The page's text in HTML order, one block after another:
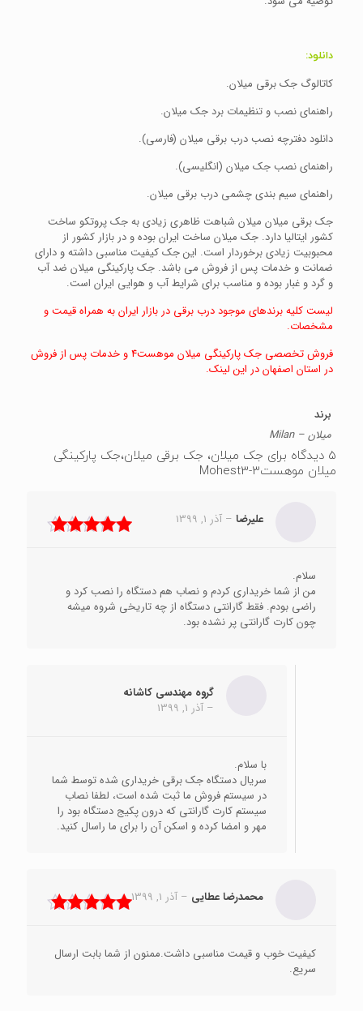
دانلود:
کاتالوگ جک برقی میلان.
راهنمای نصب و تنظیمات برد جک میلان.
دانلود دفترچه نصب درب برقی میلان (فارسی).
راهنمای نصب جک میلان (انگلیسی).
راهنمای سیم بندی چشمی درب برقی میلان.
جک برقی میلان میلان شباهت ظاهری زیادی به جک پروتکو ساخت
کشور ایتالیا دارد. جک میلان ساخت ایران بوده و در بازار کشور از
محبوبیت زیادی برخوردار است. این جک کیفیت مناسبی داشته و دارای
ضمانت و خدمات پس از فروش می باشد. جک پارکینگی میلان ضد آب
و گرد و غبار بوده و مناسب برای شرایط آب و هوایی ایران است.
لیست کلیه برندهای موجود درب برقی در بازار ایران به همراه قیمت و
مشخصات.
فروش تخصصی جک پارکینگی میلان موهست4 و خدمات پس از فروش
در استان اصفهان در این لینک.
برند
میلان – Milan
5 دیدگاه برای
جک میلان، جک برقی میلان،جک پارکینگی
میلان موهست3-Mohest3
علیرضا – آذر 1, 1399
سلام.
من از شما خریداری کردم و نصاب هم دستگاه را نصب کرد و
راضی بودم. فقط گارانتی دستگاه از چه تاریخی شروه میشه
چون کارت گارانتی پر نشده بود.
گروه مهندسی کاشانه
– آذر 1, 1399
با سلام.
سریال دستگاه جک برقی خریداری شده توسط شما
در سیستم فروش ما ثبت شده است، لطفا نصاب
سیستم کارت گارانتی که درون پکیج دستگاه بود را
مهر و امضا کرده و اسکن آن را برای ما راسال کنید.
محمدرضا عطایی – آذر 1, 1399
کیفیت خوب و قیمت مناسبی داشت.ممنون از شما بابت ارسال
سریع.